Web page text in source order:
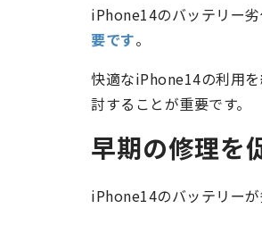
iPhone14のバッテリー
要です。
快適なiPhone14の利用
討することが重要です。
早期の修理を
iPhone14のバッテリーが